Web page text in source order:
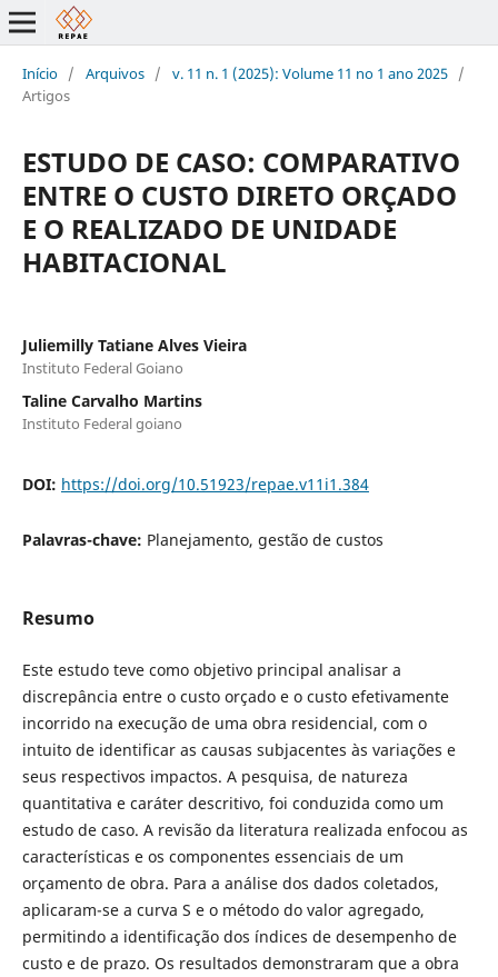
Início / Arquivos / v. 11 n. 1 (2025): Volume 11 no 1 ano 2025 /
Artigos
ESTUDO DE CASO: COMPARATIVO
ENTRE O CUSTO DIRETO ORÇADO
E O REALIZADO DE UNIDADE
HABITACIONAL
Juliemilly Tatiane Alves Vieira
Instituto Federal Goiano
Taline Carvalho Martins
Instituto Federal goiano
DOI: https://doi.org/10.51923/repae.v11i1.384
Palavras-chave: Planejamento, gestão de custos
Resumo
Este estudo teve como objetivo principal analisar a
discrepância entre o custo orçado e o custo efetivamente
incorrido na execução de uma obra residencial, com o
intuito de identificar as causas subjacentes às variações e
seus respectivos impactos. A pesquisa, de natureza
quantitativa e caráter descritivo, foi conduzida como um
estudo de caso. A revisão da literatura realizada enfocou as
características e os componentes essenciais de um
orçamento de obra. Para a análise dos dados coletados,
aplicaram-se a curva S e o método do valor agregado,
permitindo a identificação dos índices de desempenho de
custo e de prazo. Os resultados demonstraram que a obra